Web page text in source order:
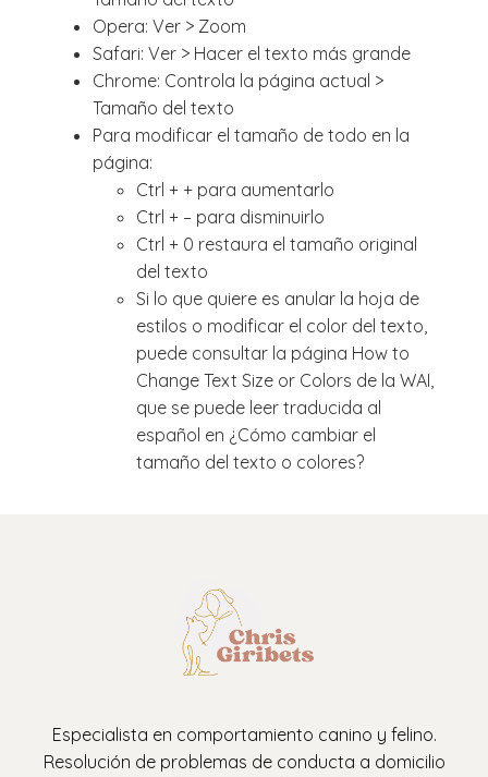
Opera: Ver > Zoom
Safari: Ver > Hacer el texto más grande
Chrome: Controla la página actual >
Tamaño del texto
Para modificar el tamaño de todo en la
página:
Ctrl + + para aumentarlo
Ctrl + – para disminuirlo
Ctrl + 0 restaura el tamaño original
del texto
Si lo que quiere es anular la hoja de
estilos o modificar el color del texto,
puede consultar la página How to
Change Text Size or Colors de la WAI,
que se puede leer traducida al
español en ¿Cómo cambiar el
tamaño del texto o colores?
Especialista en comportamiento canino y felino.
Resolución de problemas de conducta a domicilio